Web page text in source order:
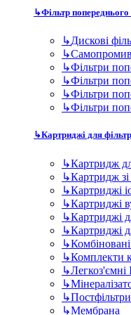
↳Картридж
↳ Картриджі
↳Картриджі
↳Картриджі
↳Картриджі
↳
↳Комплекти
↳
↳ Мембрана
Комплектуючі для
↳TDS метри -
↳Баки
↳Крани
↳Помпи
↳ Фітинги та
↳
Фільтри для дому та